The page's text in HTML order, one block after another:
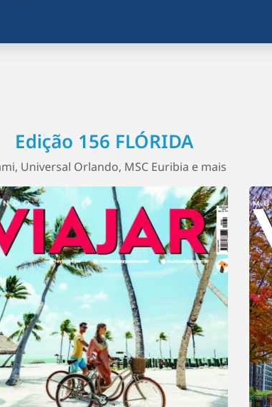
Edição 156 FLÓRIDA
Universal Orlando, MSC Euribia e mais